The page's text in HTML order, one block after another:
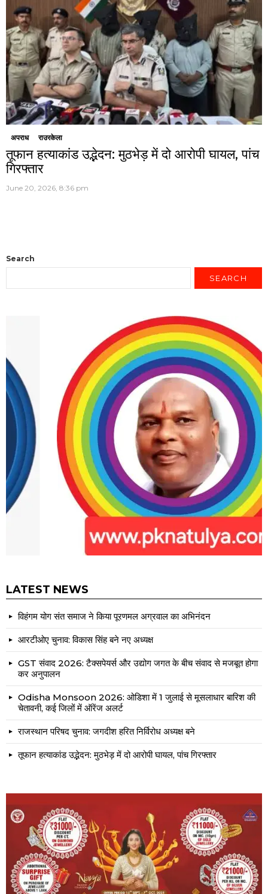
अपराध राउरकेला
तूफान हत्याकांड उद्भेदन: मुठभेड़ में दो आरोपी घायल, पांच
गिरफ्तार
June 20, 2026, 8:36 pm
Search
SEARCH
LATEST NEWS
विहंगम योग संत समाज ने किया पूरणमल अग्रवाल का अभिनंदन
आरटीओए चुनाव: विकास सिंह बने नए अध्यक्ष
GST संवाद 2026: टैक्सपेयर्स और उद्योग जगत के बीच संवाद से मजबूत होगा
कर अनुपालन
Odisha Monsoon 2026: ओडिशा में 1 जुलाई से मूसलाधार बारिश की
चेतावनी, कई जिलों में ऑरेंज अलर्ट
राजस्थान परिषद चुनाव: जगदीश हरित निर्विरोध अध्यक्ष बने
तूफान हत्याकांड उद्भेदन: मुठभेड़ में दो आरोपी घायल, पांच गिरफ्तार